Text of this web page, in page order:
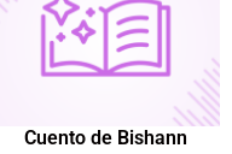
Cuento de Bishann